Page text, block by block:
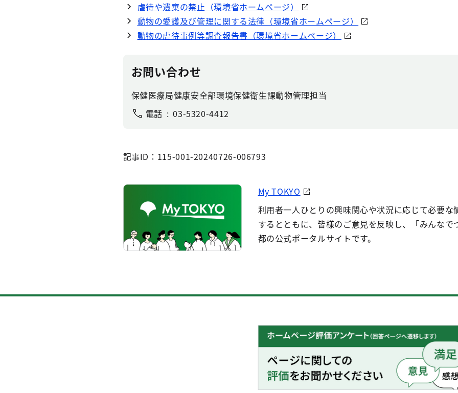
虐待や遺棄の禁止（環境省ホームページ）
動物の愛護及び管理に関する法律（環境省ホームページ）
動物の虐待事例等調査報告書（環境省ホームページ）
お問い合わせ
保健医療局健康安全部環境保健衛生課動物管理担当
電話
03-5320-4412
記事ID：115-001-20240726-006793
My TOKYO
利用者一人ひとりの興味関心や状況に応じて必要な
するとともに、皆様のご意見を反映し、「みんなで
都の公式ポータルサイトです。